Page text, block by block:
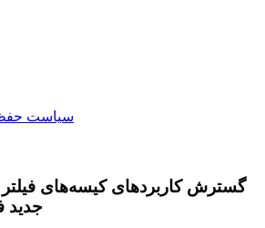
سیاست
گسترش کاربردهای کیسه‌های
جدید